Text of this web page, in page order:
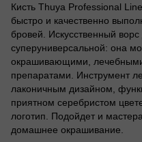
Кисть Thuya Professional
быстро и качественно
бровей. Искусственный ворс
суперуниверсальной: она
окрашивающими,
препаратами. Инструмент
лаконичным дизайном,
приятном серебристом
логотип. Подойдет и
домашнее окрашивание.